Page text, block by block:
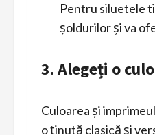
Pentru siluetele
șoldurilor și va
3. Alegeți o
Culoarea și
o ținută clasică și